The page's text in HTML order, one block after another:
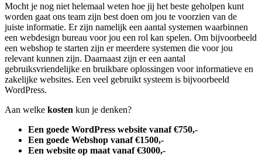
Mocht je nog niet helemaal weten hoe jij het beste geholpen kunt
worden gaat ons team zijn best doen om jou te voorzien van de
juiste informatie. Er zijn namelijk een aantal systemen waarbinnen
een webdesign bureau voor jou een rol kan spelen. Om bijvoorbeeld
een webshop te starten zijn er meerdere systemen die voor jou
relevant kunnen zijn. Daarnaast zijn er een aantal
gebruiksvriendelijke en bruikbare oplossingen voor informatieve en
zakelijke websites. Een veel gebruikt systeem is bijvoorbeeld
WordPress.
Aan welke kosten kun je denken?
Een goede WordPress website vanaf €750,-
Een goede Webshop vanaf €1500,-
Een website op maat vanaf €3000,-